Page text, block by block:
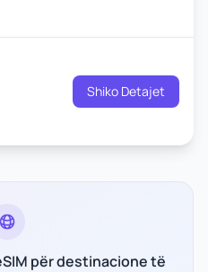
Shiko Detajet
për destinacione të